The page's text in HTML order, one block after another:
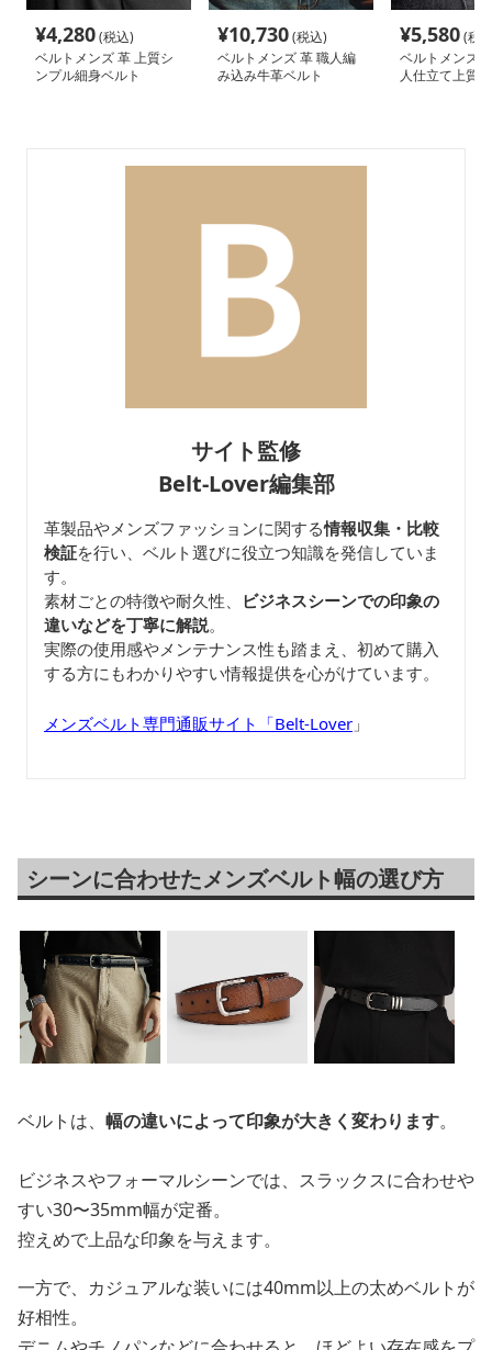
¥4,280(税込)
ベルトメンズ 革 上質シ
ンプル細身ベルト
¥10,730(税込)
ベルトメンズ 革 職人編
み込み牛革ベルト
¥5,580(税
ベルトメンズ
人仕立て上質
サイト監修
Belt-Lover編集部
革製品やメンズファッションに関する情報収集・比較
検証を行い、ベルト選びに役立つ知識を発信していま
す。
素材ごとの特徴や耐久性、 ビジネスシーンでの印象の
違いなどを丁寧に解説。
実際の使用感やメンテナンス性も踏まえ、初めて購入
する方にもわかりやすい情報提供を心がけています。
メンズベルト専門通販サイト「Belt-Lover 」
シーンに合わせたメンズベルト幅の選び方
ベルトは、 幅の違いによって印象が大きく変わります。
ビジネスやフォーマルシーンでは、スラックスに合わせや
すい30〜35mm幅が定番。
控えめで上品な印象を与えます。
一方で、カジュアルな装いには40mm以上の太めベルトが
好相性。